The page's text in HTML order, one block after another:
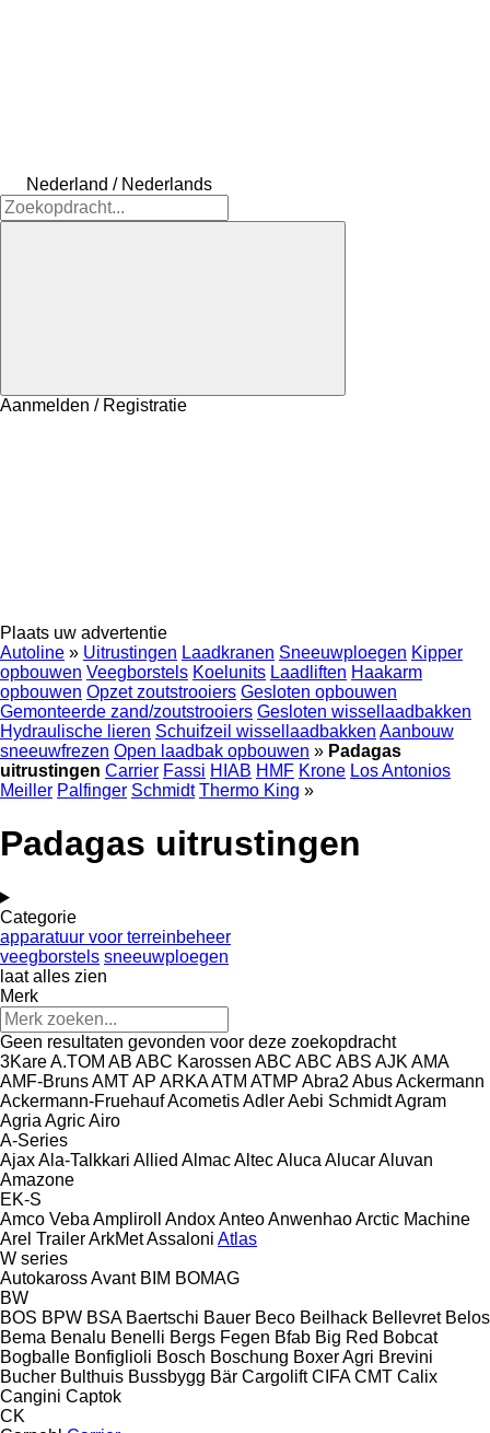
Nederland / Nederlands
Aanmelden / Registratie
Plaats uw advertentie
Autoline » Uitrustingen Laadkranen Sneeuwploegen Kipper
opbouwen Veegborstels Koelunits Laadliften Haakarm
opbouwen Opzet zoutstrooiers Gesloten opbouwen
Gemonteerde zand/zoutstrooiers Gesloten wissellaadbakken
Hydraulische lieren Schuifzeil wissellaadbakken Aanbouw
sneeuwfrezen Open laadbak opbouwen » Padagas
uitrustingen Carrier Fassi HIAB HMF Krone Los Antonios
Meiller Palfinger Schmidt Thermo King »
Padagas uitrustingen
Categorie
apparatuur voor terreinbeheer
veegborstels sneeuwploegen
laat alles zien
Merk
Geen resultaten gevonden voor deze zoekopdracht
3KareA.TOM AB ABC Karossen ABC ABC ABS AJK AMA
AMF-BrunsAMTAP ARKAATM ATMP Abra2 AbusAckermann
Ackermann-FruehaufAcometisAdlerAebi SchmidtAgram
Agria AgricAiro
A-Series
AjaxAla-Talkkari Allied AlmacAltecAluca AlucarAluvan
Amazone
EK-S
Amco Veba Ampliroll AndoxAnteoAnwenhaoArctic Machine
Arel TrailerArkMetAssaloni Atlas
W series
AutokarossAvant BIM BOMAG
BW
BOS BPW BSA Baertschi Bauer Beco Beilhack Bellevret Belos
Bema Benalu Benelli Bergs Fegen Bfab Big Red Bobcat
Bogballe Bonfiglioli Bosch Boschung Boxer Agri Brevini
Bucher Bulthuis Bussbygg Bär Cargolift CIFA CMT Calix
Cangini Captok
CK